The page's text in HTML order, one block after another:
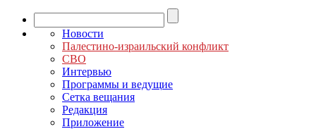
Новости
Палестино-израильский конфликт
СВО
Интервью
Программы и ведущие
Сетка вещания
Редакция
Приложение